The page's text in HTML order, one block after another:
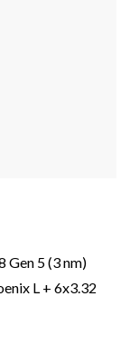
Gen 5 (3 nm)
L + 6x3.32